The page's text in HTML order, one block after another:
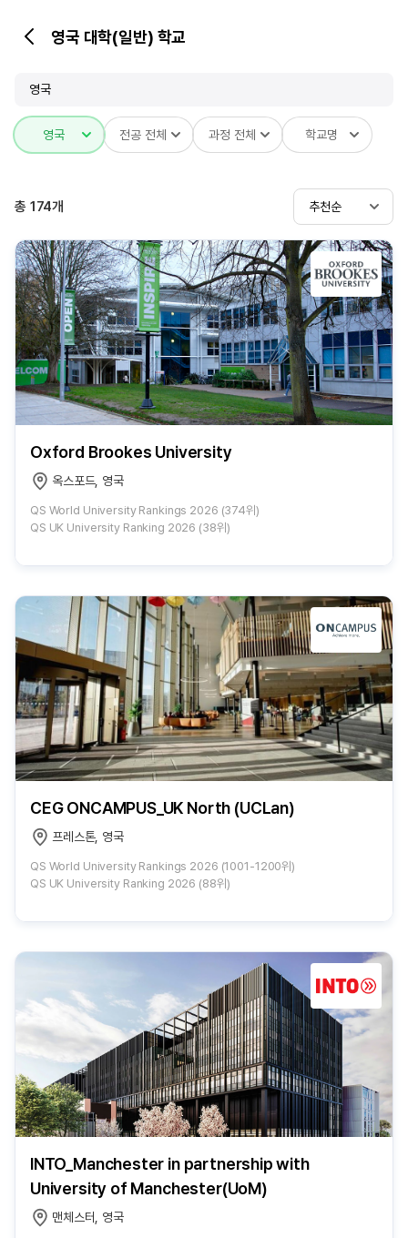
뒤
가
영국 대학(일반) 학교
영국
영국 전공 전체 과정 전체 학교명
총 174개 추천순
Oxford Brookes University
옥스포드, 영국
QS World University Rankings 2026 (374위)
QS UK University Ranking 2026 (38위)
CEG ONCAMPUS_UK North (UCLan)
프레스톤, 영국
QS World University Rankings 2026 (1001-1200위)
QS UK University Ranking 2026 (88위)
INTO_Manchester in partnership with
University of Manchester(UoM)
맨체스터, 영국